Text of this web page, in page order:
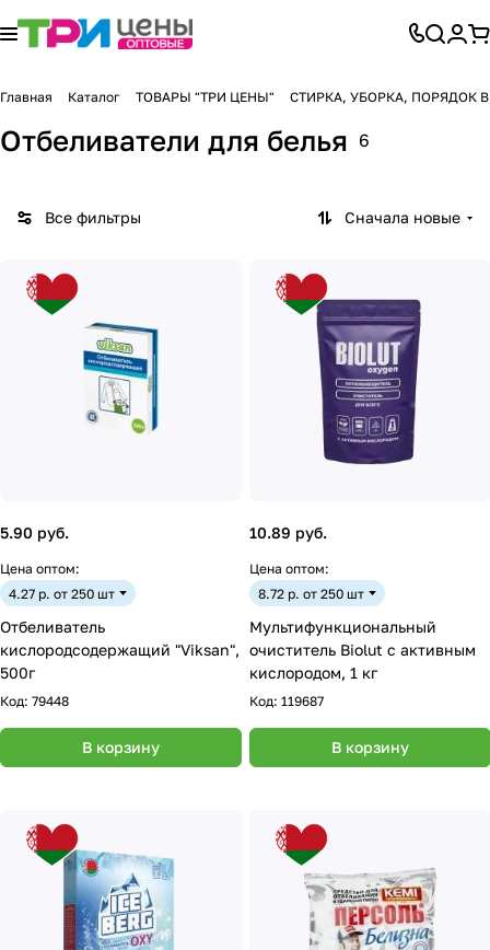
Главная Каталог ТОВАРЫ "ТРИ ЦЕНЫ" СТИРКА, УБОРКА, ПОРЯДОК
Отбеливатели для белья 6
Все фильтры Сначала новые
5.90 руб.
Цена оптом:
4.27 р. от 250 шт
Отбеливатель
кислородсодержащий "Viksan",
500г
Код: 79448
В корзину
10.89 руб.
Цена оптом:
8.72 р. от 250 шт
Мультифункциональный
очиститель Biolut с активным
кислородом, 1 кг
Код: 119687
В корзину